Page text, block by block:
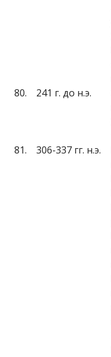
80.
241 г. до н.э.
81.
306-337 гг. н.э.